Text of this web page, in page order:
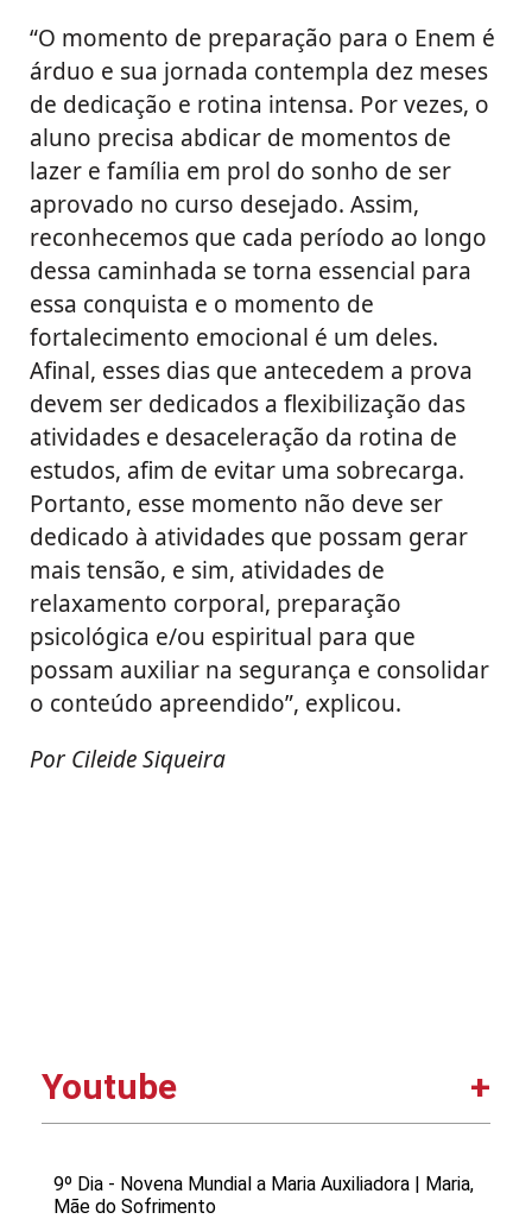
“O momento de preparação para o Enem é
árduo e sua jornada contempla dez meses
de dedicação e rotina intensa. Por vezes, o
aluno precisa abdicar de momentos de
lazer e família em prol do sonho de ser
aprovado no curso desejado. Assim,
reconhecemos que cada período ao longo
dessa caminhada se torna essencial para
essa conquista e o momento de
fortalecimento emocional é um deles.
Afinal, esses dias que antecedem a prova
devem ser dedicados a flexibilização das
atividades e desaceleração da rotina de
estudos, afim de evitar uma sobrecarga.
Portanto, esse momento não deve ser
dedicado à atividades que possam gerar
mais tensão, e sim, atividades de
relaxamento corporal, preparação
psicológica e/ou espiritual para que
possam auxiliar na segurança e consolidar
o conteúdo apreendido”, explicou.
Por Cileide Siqueira
Youtube
9º Dia - Novena Mundial a Maria Auxiliadora | Maria,
Mãe do Sofrimento